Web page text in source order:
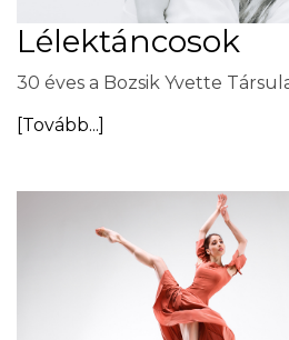
Lélektáncosok
30 éves a Bozsik Yvette
[Tovább...]